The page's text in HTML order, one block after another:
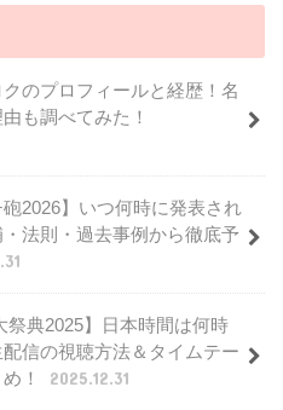
のプロフィールと経歴！名
も調べてみた！
砲2026】いつ何時に発表され
法則・過去事例から徹底予
祭典2025】日本時間は何時
信の視聴方法＆タイムテー
！
2025.12.31